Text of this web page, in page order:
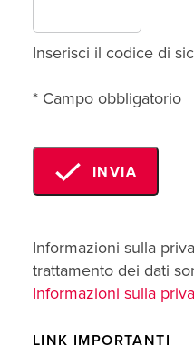
Inserisci il codice di
* Campo obbligatorio
INVIA
Informazioni sulla
trattamento dei dati
Informazioni sulla
LINK IMPORTANTI